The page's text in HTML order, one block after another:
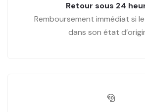
Retour sous 24
Remboursement immédiat si
dans son état